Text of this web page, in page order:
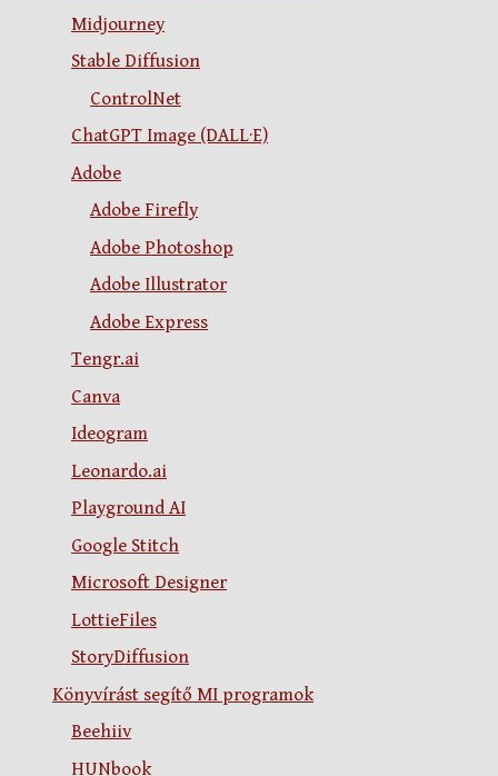
Midjourney
Stable Diffusion
ControlNet
ChatGPT Image (DALL·E)
Adobe
Adobe Firefly
Adobe Photoshop
Adobe Illustrator
Adobe Express
Tengr.ai
Canva
Ideogram
Leonardo.ai
Playground AI
Google Stitch
Microsoft Designer
LottieFiles
StoryDiffusion
Könyvírást segítő MI programok
Beehiiv
HUNbook